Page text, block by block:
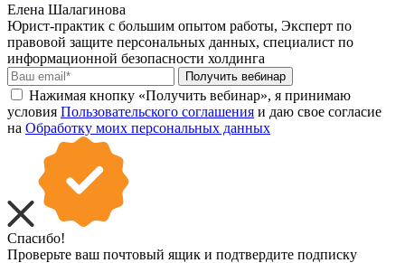
Елена Шалагинова
Юрист-практик с большим опытом работы, Эксперт по
правовой защите персональных данных, специалист по
информационной безопасности холдинга
Получить вебинар
Нажимая кнопку «Получить вебинар», я принимаю
условия Пользовательского соглашения и даю свое согласие
на Обработку моих персональных данных
Спасибо!
Проверьте ваш почтовый ящик и подтвердите подписку